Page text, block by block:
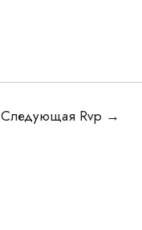
Следующая Rvp →